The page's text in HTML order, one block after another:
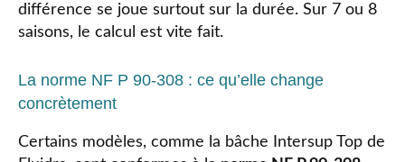
différence se joue surtout sur la durée. Sur 7 ou 8
saisons, le calcul est vite fait.
La norme NF P 90-308 : ce qu’elle change
concrètement
Certains modèles, comme la bâche Intersup Top de